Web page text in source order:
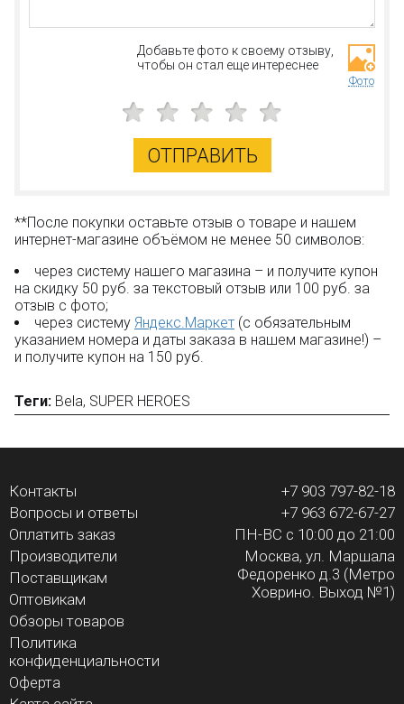
Добавьте фото к своему отзыву,
чтобы он стал еще интереснее
Фото
ОТПРАВИТЬ
**После покупки оставьте отзыв о товаре и нашем
интернет-магазине объёмом не менее 50 символов:
через систему нашего магазина – и получите купон
на скидку 50 руб. за текстовый отзыв или 100 руб. за
отзыв с фото;
через систему Яндекс.Маркет (с обязательным
указанием номера и даты заказа в нашем магазине!) –
и получите купон на 150 руб.
Теги: Bela, SUPER HEROES
Контакты
Вопросы и ответы
Оплатить заказ
Производители
Поставщикам
Оптовикам
Обзоры товаров
Политика
конфиденциальности
Оферта
+7 903 797-82-18
+7 963 672-67-27
ПН-ВС с 10:00 до 21:00
Москва, ул. Маршала
Федоренко д.3 (Метро
Ховрино. Выход №1)